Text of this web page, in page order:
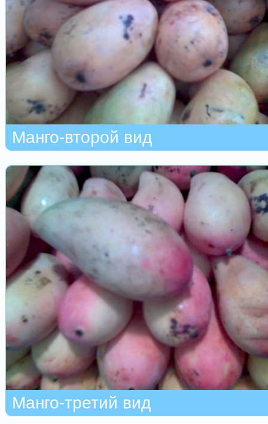
Манго-второй вид
Манго-третий вид